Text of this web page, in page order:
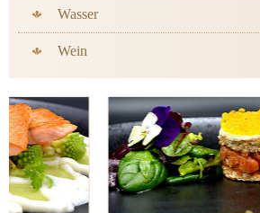
Wasser
Wein